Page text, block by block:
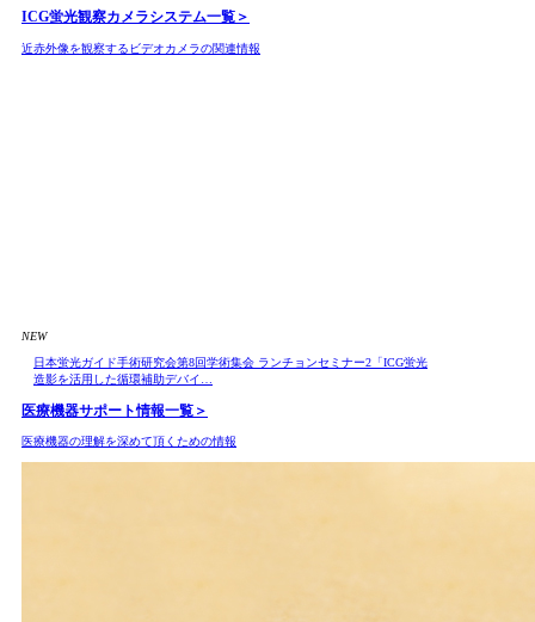
ICG蛍光観察カメラシステム一覧＞
近赤外像を観察するビデオカメラの関連情報
NEW
日本蛍光ガイド手術研究会第8回学術集会 ランチョンセミナー2「ICG蛍光
造影を活用した循環補助デバイ…
医療機器サポート情報一覧＞
医療機器の理解を深めて頂くための情報